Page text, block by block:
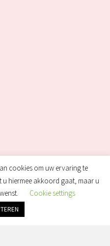
cookies om uw ervaring te
u hiermee akkoord gaat, maar u
Cookie settings